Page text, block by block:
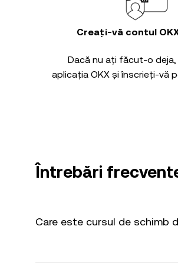
Creați-vă contul
Dacă nu ați făcut-o
aplicația OKX și înscrieți-vă
Întrebări
Care este cursul de schimb